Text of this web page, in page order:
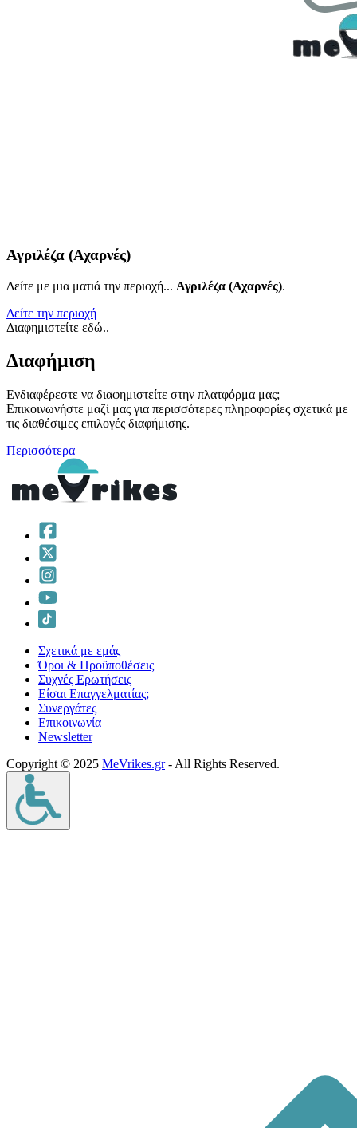
Αγριλέζα (Αχαρνές)
Δείτε με μια ματιά την περιοχή... Αγριλέζα (Αχαρνές).
Δείτε την περιοχή
Διαφημιστείτε εδώ..
Διαφήμιση
Ενδιαφέρεστε να διαφημιστείτε στην πλατφόρμα μας;
Επικοινωνήστε μαζί μας για περισσότερες πληροφορίες σχετικά με
τις διαθέσιμες επιλογές διαφήμισης.
Περισσότερα
Σχετικά με εμάς
Όροι & Προϋποθέσεις
Συχνές Ερωτήσεις
Είσαι Επαγγελματίας;
Συνεργάτες
Επικοινωνία
Νewsletter
Copyright © 2025 MeVrikes.gr- All Rights Reserved.